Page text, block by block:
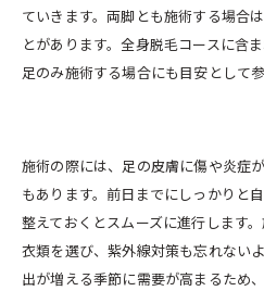
ていきます。両脚とも施術する場合
とがあります。全身脱毛コースに含
足のみ施術する場合にも目安として参
施術の際には、足の皮膚に傷や炎症
もあります。前日までにしっかりと
整えておくとスムーズに進行します
衣類を選び、紫外線対策も忘れない
出が増える季節に需要が高まるため